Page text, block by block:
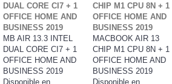
DUAL CORE CI7 + 1
OFFICE HOME AND
BUSINESS 2019
MB AIR 13.3 INTEL
DUAL CORE CI7 + 1
OFFICE HOME AND
BUSINESS 2019
Disponible en
CHIP M1 CPU 8N + 1
OFFICE HOME AND
BUSINESS 2019
MACBOOK AIR 13
CHIP M1 CPU 8N + 1
OFFICE HOME AND
BUSINESS 2019
Disponible en